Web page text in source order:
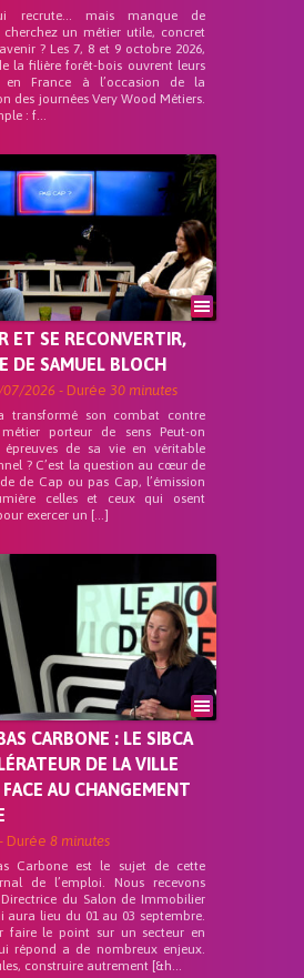
recrute… mais manque de
cherchez un métier utile, concret
? Les 7, 8 et 9 octobre 2026,
la filière forêt-bois ouvrent leurs
en France à l’occasion de la
des journées Very Wood Métiers.
: f...
ET SE RECONVERTIR,
DE SAMUEL BLOCH
2026 - Durée 30 minutes
transformé son combat contre
porteur de sens Peut-on
épreuves de sa vie en véritable
? C’est la question au cœur de
de Cap ou pas Cap, l’émission
celles et ceux qui osent
exercer un […]
CARBONE : LE SIBCA
DE LA VILLE
AU CHANGEMENT
- Durée 8 minutes
Carbone est le sujet de cette
de l’emploi. Nous recevons
Directrice du Salon de Immobilier
aura lieu du 01 au 03 septembre.
faire le point sur un secteur en
répond a de nombreux enjeux.
construire autrement [&h...